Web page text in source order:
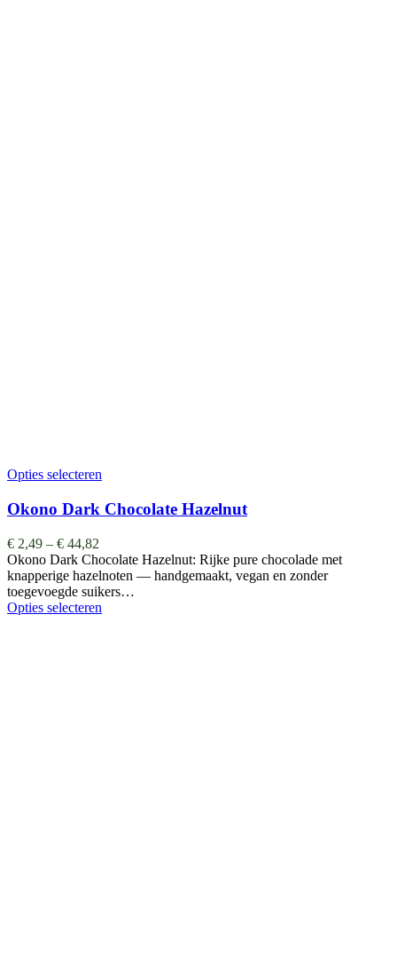
Opties selecteren
Okono Dark Chocolate Hazelnut
€ 2,49 – € 44,82
Okono Dark Chocolate Hazelnut: Rijke pure chocolade met
knapperige hazelnoten — handgemaakt, vegan en zonder
toegevoegde suikers…
Opties selecteren